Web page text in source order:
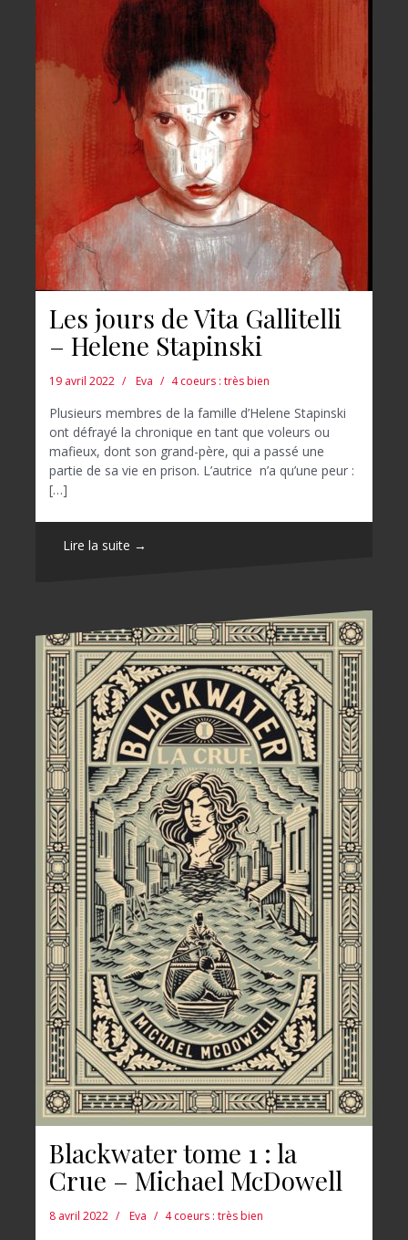
Les jours de Vita Gallitelli
– Helene Stapinski
19 avril 2022 Eva 4 coeurs : très bien
Plusieurs membres de la famille d’Helene Stapinski
ont défrayé la chronique en tant que voleurs ou
mafieux, dont son grand-père, qui a passé une
partie de sa vie en prison. L’autrice n’a qu’une peur :
[…]
Lire la suite →
Blackwater tome 1 : la
Crue – Michael McDowell
8 avril 2022 Eva 4 coeurs : très bien